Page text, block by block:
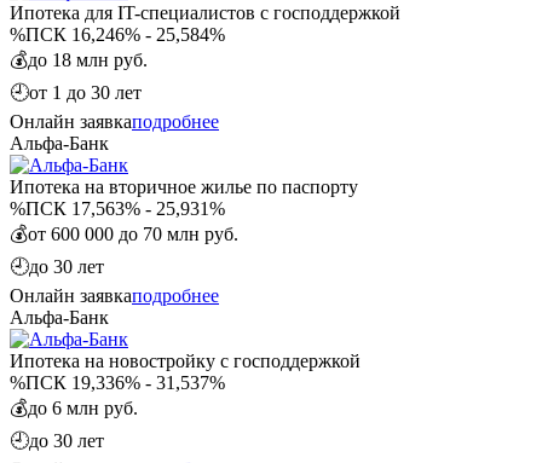
Ипотека для IT-специалистов с господдержкой
%ПСК 16,246% - 25,584%
💰до 18 млн руб.
🕘от 1 до 30 лет
Онлайн заявкаподробнее
Альфа-Банк
Ипотека на вторичное жилье по паспорту
%ПСК 17,563% - 25,931%
💰от 600 000 до 70 млн руб.
🕘до 30 лет
Онлайн заявкаподробнее
Альфа-Банк
Ипотека на новостройку с господдержкой
%ПСК 19,336% - 31,537%
💰до 6 млн руб.
🕘до 30 лет